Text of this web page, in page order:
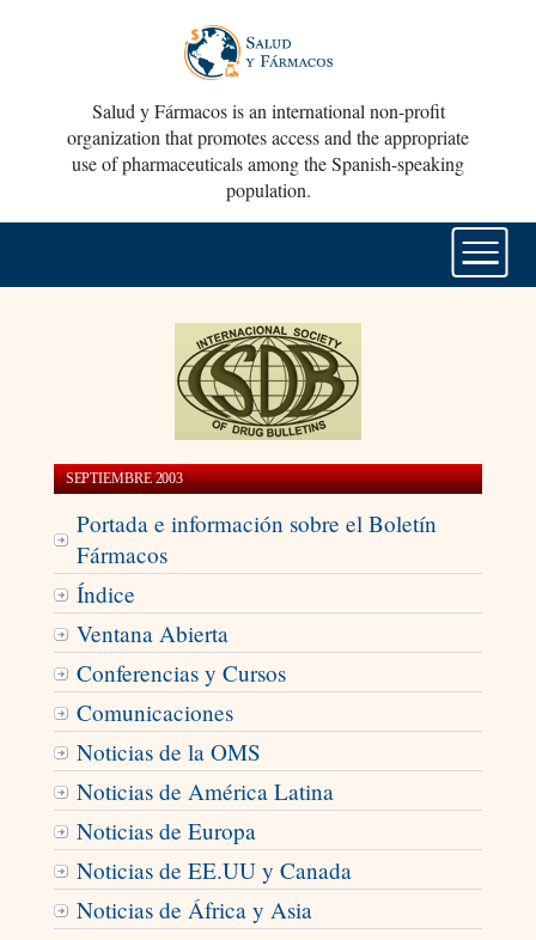
Salud y Fármacos is an international non-profit
organization that promotes access and the appropriate
use of pharmaceuticals among the Spanish-speaking
population.
SEPTIEMBRE 2003
Portada e información sobre el Boletín
Fármacos
Índice
Ventana Abierta
Conferencias y Cursos
Comunicaciones
Noticias de la OMS
Noticias de América Latina
Noticias de Europa
Noticias de EE.UU y Canada
Noticias de África y Asia